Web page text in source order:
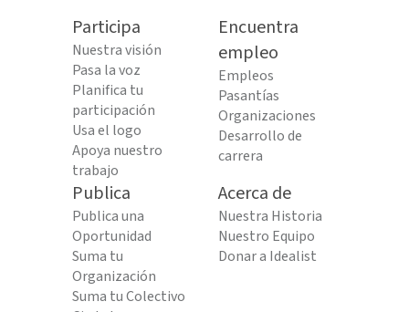
Participa
Nuestra visión
Pasa la voz
Planifica tu
participación
Usa el logo
Apoya nuestro
trabajo
Encuentra
empleo
Empleos
Pasantías
Organizaciones
Desarrollo de
carrera
Publica
Publica una
Oportunidad
Suma tu
Organización
Suma tu Colectivo
Acerca de
Nuestra Historia
Nuestro Equipo
Donar a Idealist